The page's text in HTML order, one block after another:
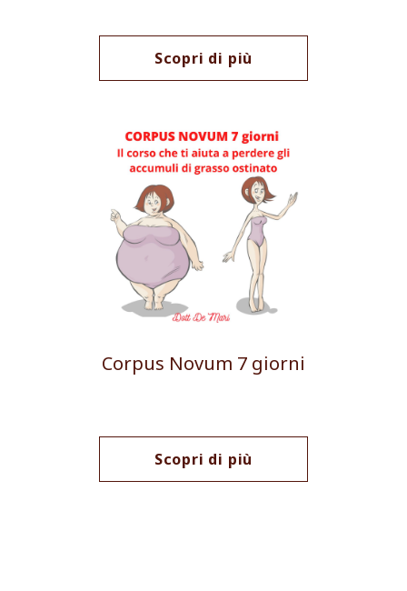
Scopri di più
Corpus Novum 7 giorni
Scopri di più